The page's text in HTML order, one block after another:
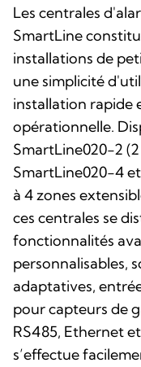
Les centrales
SmartLine
installations de
une simplicité
installation rapide
opérationnelle.
SmartLine020-2
SmartLine020-4
à 4 zones
ces centrales se
fonctionnalités
personnalisables,
adaptatives,
pour capteurs de
RS485, Ethernet
s’effectue